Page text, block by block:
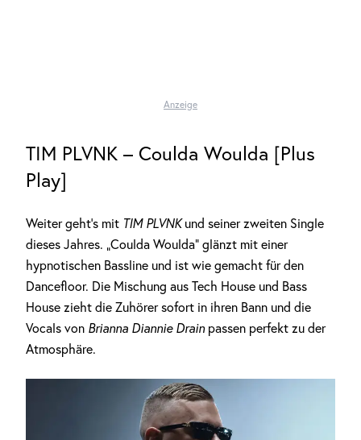
Anzeige
TIM PLVNK – Coulda Woulda [Plus
Play]
Weiter geht’s mit TIM PLVNKund seiner zweiten Single
dieses Jahres. „Coulda Woulda“ glänzt mit einer
hypnotischen Bassline und ist wie gemacht für den
Dancefloor. Die Mischung aus Tech House und Bass
House zieht die Zuhörer sofort in ihren Bann und die
Vocals von Brianna Diannie Drainpassen perfekt zu der
Atmosphäre.